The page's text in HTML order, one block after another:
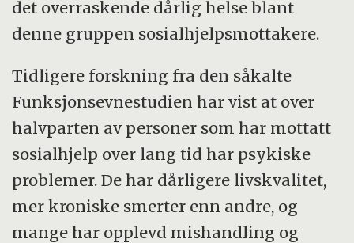
det overraskende dårlig helse blant
denne gruppen sosialhjelpsmottakere.
Tidligere forskning fra den såkalte
Funksjonsevnestudien har vist at over
halvparten av personer som har mottatt
sosialhjelp over lang tid har psykiske
problemer. De har dårligere livskvalitet,
mer kroniske smerter enn andre, og
mange har opplevd mishandling og